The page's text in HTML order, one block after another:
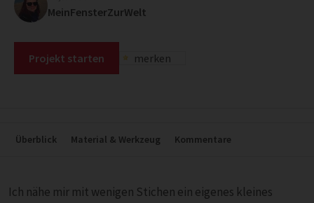
MeinFensterZurWelt
Projekt starten merken
Überblick Material & Werkzeug Kommentare
Ich nähe mir mit wenigen Stichen ein eigenes kleines